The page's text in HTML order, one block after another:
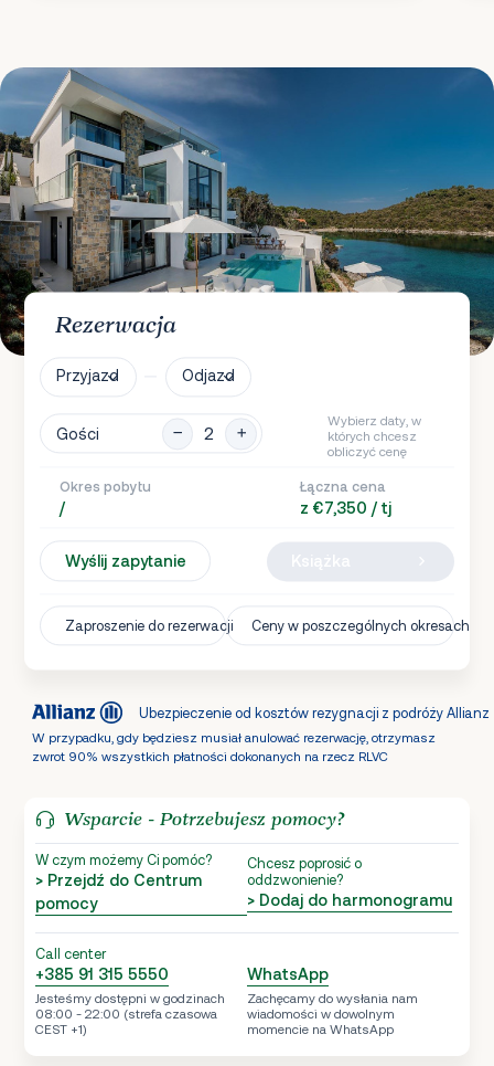
Rezerwacja
Przyjazd Odjazd
Gości
Wybierz daty, w
których chcesz
obliczyć cenę
Okres pobytu
/
Łączna cena
z €7,350 / tj
Wyślij zapytanie
Zaproszenie do rezerwacji Ceny w poszczególnych okresach
Ubezpieczenie od kosztów rezygnacji z podróży Allianz
W przypadku, gdy będziesz musiał anulować rezerwację, otrzymasz
zwrot 90% wszystkich płatności dokonanych na rzecz RLVC
Wsparcie - Potrzebujesz pomocy?
W czym możemy Ci pomóc?
> Przejdź do Centrum
pomocy
Chcesz poprosić o
oddzwonienie?
> Dodaj do harmonogramu
Call center
+385 91 315 5550
Jesteśmy dostępni w godzinach
08:00 - 22:00 (strefa czasowa
CEST +1)
WhatsApp
Zachęcamy do wysłania nam
wiadomości w dowolnym
momencie na WhatsApp